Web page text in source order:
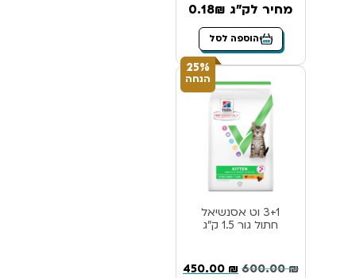
מחיר לק"ג 0.18₪
הוספה לסל
25%
הנחה
3+1 וט אסנשיאל
חתול גור 1.5 ק”ג
600.00₪
450.00 ₪